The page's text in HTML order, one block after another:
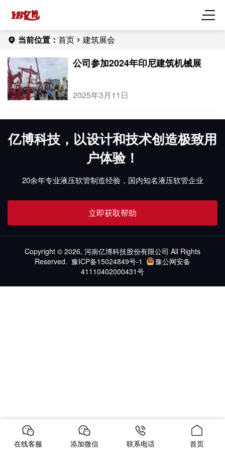
当前位置： 首页 建筑展会
公司参加2024年印尼建筑机械展
2025年3月11日
亿博科技，以设计和技术创造极致用
户体验！
20余年专业液压软管制造经验，国内知名液压软管企业
立即获取帮助
Copyright © 2026, 河南亿博科技股份有限公司 All Rights
Reserved. 豫ICP备15024849号-1
豫公网安备
41110402000431号
在线客服 添加微信 联系电话 首页